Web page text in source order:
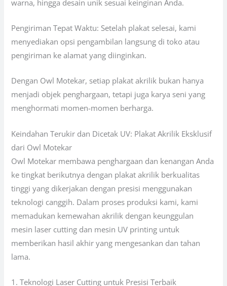
warna, hingga desain unik sesuai keinginan Anda.
Pengiriman Tepat Waktu: Setelah plakat selesai, kami
menyediakan opsi pengambilan langsung di toko atau
pengiriman ke alamat yang diinginkan.
Dengan Owl Motekar, setiap plakat akrilik bukan hanya
menjadi objek penghargaan, tetapi juga karya seni yang
menghormati momen-momen berharga.
Keindahan Terukir dan Dicetak UV: Plakat Akrilik Eksklusif
dari Owl Motekar
Owl Motekar membawa penghargaan dan kenangan Anda
ke tingkat berikutnya dengan plakat akrilik berkualitas
tinggi yang dikerjakan dengan presisi menggunakan
teknologi canggih. Dalam proses produksi kami, kami
memadukan kemewahan akrilik dengan keunggulan
mesin laser cutting dan mesin UV printing untuk
memberikan hasil akhir yang mengesankan dan tahan
lama.
1. Teknologi Laser Cutting untuk Presisi Terbaik